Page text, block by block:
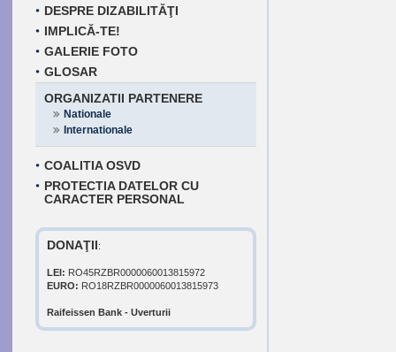
DESPRE DIZABILITĂŢI
IMPLICĂ-TE!
GALERIE FOTO
GLOSAR
ORGANIZATII PARTENERE
Nationale
Internationale
COALITIA OSVD
PROTECTIA DATELOR CU
CARACTER PERSONAL
DONAŢII:
LEI: RO45RZBR0000060013815972
EURO: RO18RZBR0000060013815973
Raifeissen Bank - Uverturii